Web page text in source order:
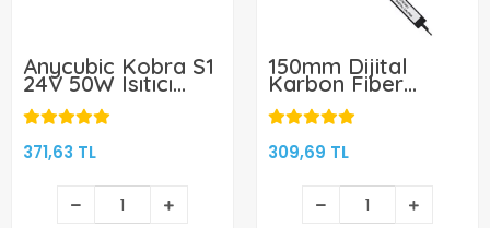
Anycubic Kobra S1
24V 50W Isıtıcı
Fişek - Termistör
Kiti
371,63 TL
150mm Dijital
Karbon Fiber
Kumpas
309,69 TL